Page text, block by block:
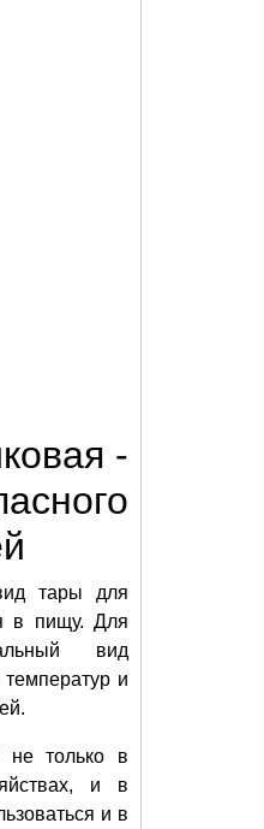
-
тары для
в пищу. Для
вид
и
не только в
и в
и в